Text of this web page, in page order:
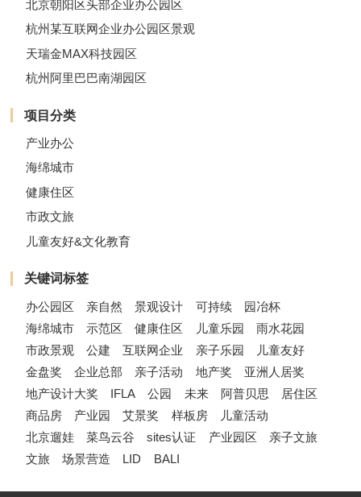
北京朝阳区头部企业办公园区
杭州某互联网企业办公园区景观
天瑞金MAX科技园区
杭州阿里巴巴南湖园区
项目分类
产业办公
海绵城市
健康住区
市政文旅
儿童友好&文化教育
关键词标签
办公园区 亲自然 景观设计 可持续
园冶杯
海绵城市
示范区 健康住区 儿童乐园
雨水花园
市政景观
公建 互联网企业 亲子乐园
儿童友好
金盘奖
企业总部 亲子活动 地产奖
亚洲人居奖
地产设计大奖
IFLA 公园 未来 阿普贝思
居住区
商品房
产业园 艾景奖 样板房
儿童活动
北京遛娃
菜鸟云谷 sites认证 产业园区
亲子文旅
文旅
场景营造 LID BALI